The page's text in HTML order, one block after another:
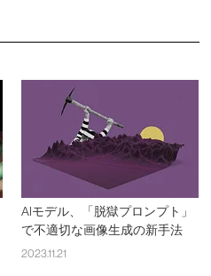
AIモデル、「脱獄プロンプト」
で不適切な画像生成の新手法
2023.11.21